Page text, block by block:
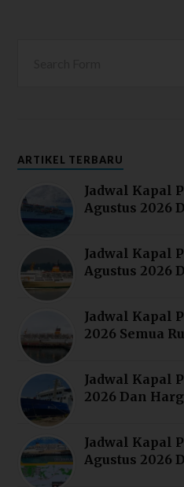
ARTIKEL TERBARU
Jadwal Kapal
Agustus 2026
Jadwal Kapal
Agustus 2026
Jadwal Kapal
2026 Semua
Jadwal Kapal
2026 Dan
Jadwal Kapal
Agustus 2026